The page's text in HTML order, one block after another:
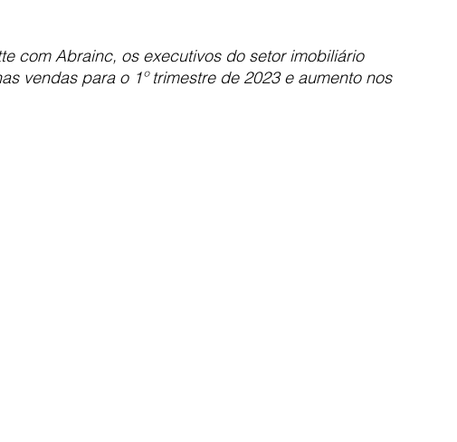
com Abrainc, os executivos do setor imobiliário
vendas para o 1º trimestre de 2023 e aumento nos